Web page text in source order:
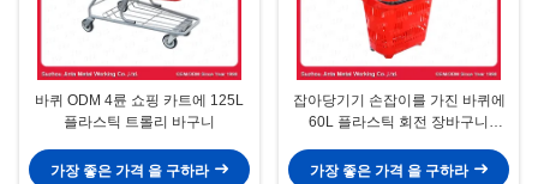
바퀴 ODM 4륜 쇼핑 카트에 125L
플라스틱 트롤리 바구니
가장 좋은 가격 을 구하라
잡아당기기 손잡이를 가진 바퀴에
60L 플라스틱 회전 장바구니
가장 좋은 가격 을 구하라